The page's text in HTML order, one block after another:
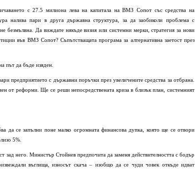
с 27.5 милиона лева на капитала на ВМЗ Сопот със средства на
налива пари в друга държавна структура, за да заобиколи проблема с
безмълвна. Да виждате някъде визия или системни мерки, стратегия за нови
във ВМЗ Сопот? Съпътстващата програма за алтернативна заетост през
път да бъде изяден.
предприятието с държавни поръчки през увеличените средства за отбрана.
от реформи. Ще се реши непосредствената криза в близък план, системният
да се запълни поне малко огромната финансова дупка, която ще се отвори
5%.
зад него. Министър Стойнев предпочита да заменя действителността с бодър
въглища, износът скача – изобщо да се чуди човек откъде идват